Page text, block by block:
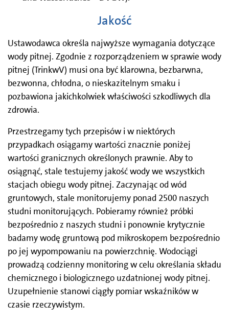
Jakość
Ustawodawca określa najwyższe wymagania dotyczące
wody pitnej. Zgodnie z rozporządzeniem w sprawie wody
pitnej (TrinkwV) musi ona być klarowna, bezbarwna,
bezwonna, chłodna, o nieskazitelnym smaku i
pozbawiona jakichkolwiek właściwości szkodliwych dla
zdrowia.
Przestrzegamy tych przepisów i w niektórych
przypadkach osiągamy wartości znacznie poniżej
wartości granicznych określonych prawnie. Aby to
osiągnąć, stale testujemy jakość wody we wszystkich
stacjach obiegu wody pitnej. Zaczynając od wód
gruntowych, stale monitorujemy ponad 2500 naszych
studni monitorujących. Pobieramy również próbki
bezpośrednio z naszych studni i ponownie krytycznie
badamy wodę gruntową pod mikroskopem bezpośrednio
po jej wypompowaniu na powierzchnię. Wodociągi
prowadzą codzienny monitoring w celu określania składu
chemicznego i biologicznego uzdatnionej wody pitnej.
Uzupełnienie stanowi ciągły pomiar wskaźników w
czasie rzeczywistym.